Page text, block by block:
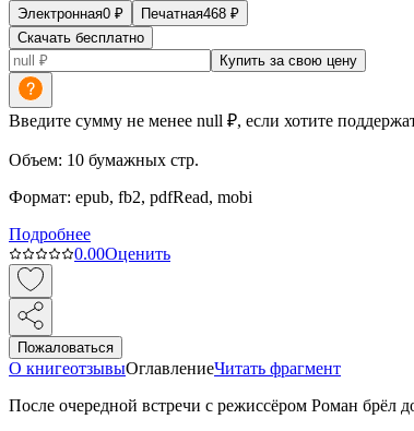
Электронная0 ₽ Печатная468 ₽
Скачать бесплатно
Купить за свою цену
Введите сумму не менее null ₽, если хотите
Объем: 10 бумажных стр.
Формат: epub, fb2, pdfRead, mobi
Подробнее
0.00Оценить
Пожаловаться
О книгеотзывыОглавлениеЧитать фрагмент
После очередной встречи с режиссёром Роман брёл